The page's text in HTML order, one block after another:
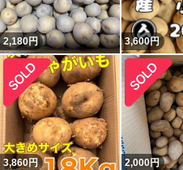
2,180円 3,600円
3,860円 2,000円